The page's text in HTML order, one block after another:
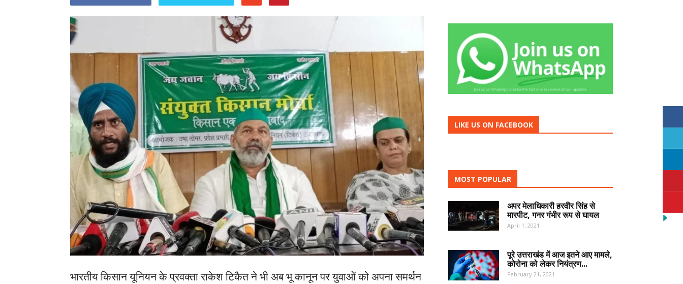
भारतीय किसान यूनियन के प्रवक्ता राकेश टिकैत ने भी अब भू कानून पर युवाओं को अपना समर्थन
LIKE US ON FACEBOOK
MOST POPULAR
अपर मेलाधिकारी हरवीर सिंह से
मारपीट, गनर गंभीर रूप से घायल
April 1, 2021
पूरे उत्तराखंड में आज इतने आए मामले,
कोरोना को लेकर नियंत्रण...
February 21, 2021